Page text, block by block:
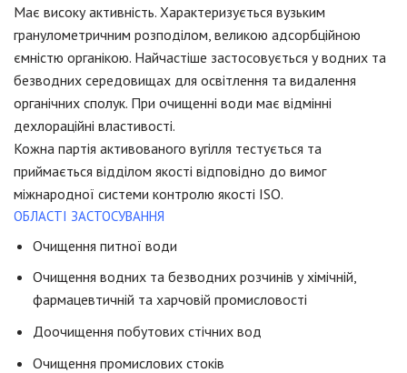
Має високу активність. Характеризується вузьким
гранулометричним розподілом, великою адсорбційною
ємністю органікою. Найчастіше застосовується у водних та
безводних середовищах для освітлення та видалення
органічних сполук. При очищенні води має відмінні
дехлораційні властивості.
Кожна партія активованого вугілля тестується та
приймається відділом якості відповідно до вимог
міжнародної системи контролю якості ISO.
ОБЛАСТІ ЗАСТОСУВАННЯ
Очищення питної води
Очищення водних та безводних розчинів у хімічній,
фармацевтичній та харчовій промисловості
Доочищення побутових стічних вод
Очищення промислових стоків